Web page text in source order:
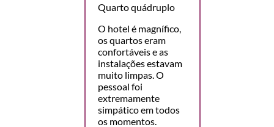
Quarto quádruplo
O hotel é magnífico,
os quartos eram
confortáveis e as
instalações estavam
muito limpas. O
pessoal foi
extremamente
simpático em todos
os momentos.